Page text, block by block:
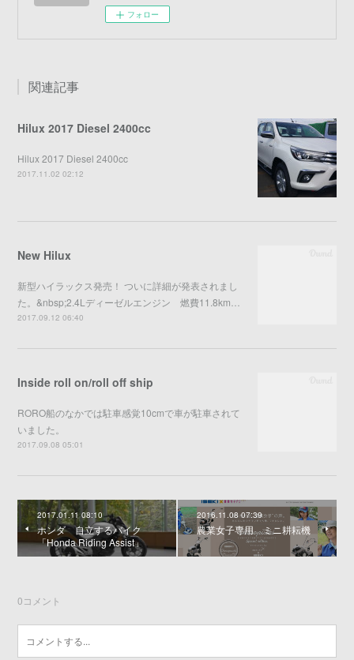
フォロー
関連記事
Hilux 2017 Diesel 2400cc
Hilux 2017 Diesel 2400cc
2017.11.02 02:12
New Hilux
新型ハイラックス発売！ ついに詳細が発表されまし
た。&nbsp;2.4Lディーゼルエンジン 燃費11.8km…
2017.09.12 06:40
Inside roll on/roll off ship
RORO船のなかでは駐車感覚10cmで車が駐車されて
いました。
2017.09.08 05:01
2017.01.11 08:10
ホンダ 自立するバイク
「Honda Riding Assist」
2016.11.08 07:39
農業女子専用 ミニ耕耘機
0コメント